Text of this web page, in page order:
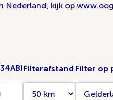
Nederland, kijk op
Filterafstand Filter op